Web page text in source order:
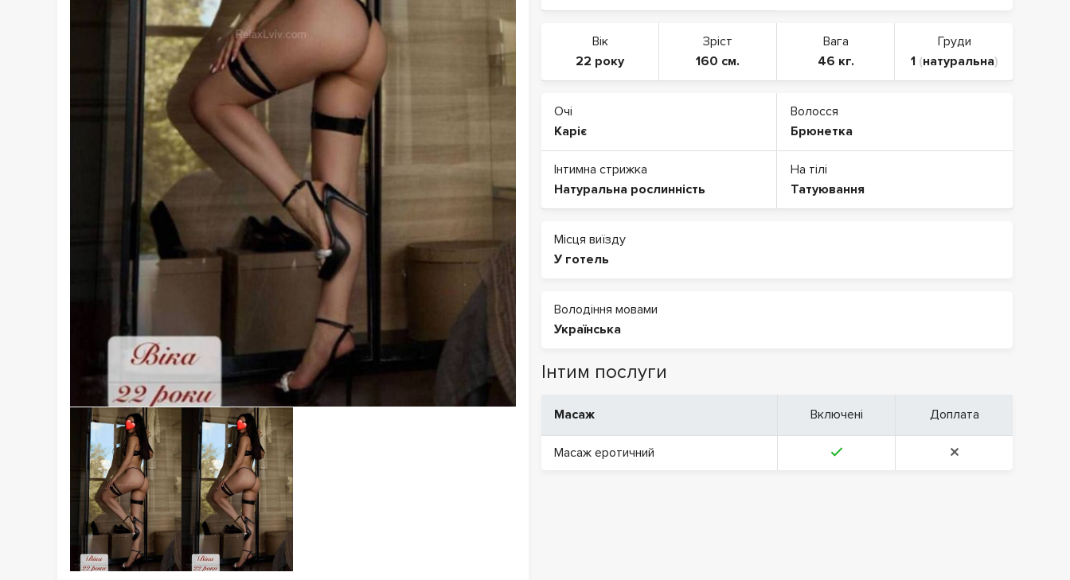
Вік
22 року
Зріст
160 см.
Вага
46 кг.
Груди
1(натуральна)
Очі
Каріє
Волосся
Брюнетка
Інтимна стрижка
Натуральна рослинність
На тілі
Татуювання
Місця виїзду
У готель
Володіння мовами
Українська
Інтим послуги
Масаж Включені Доплата
Масаж еротичний